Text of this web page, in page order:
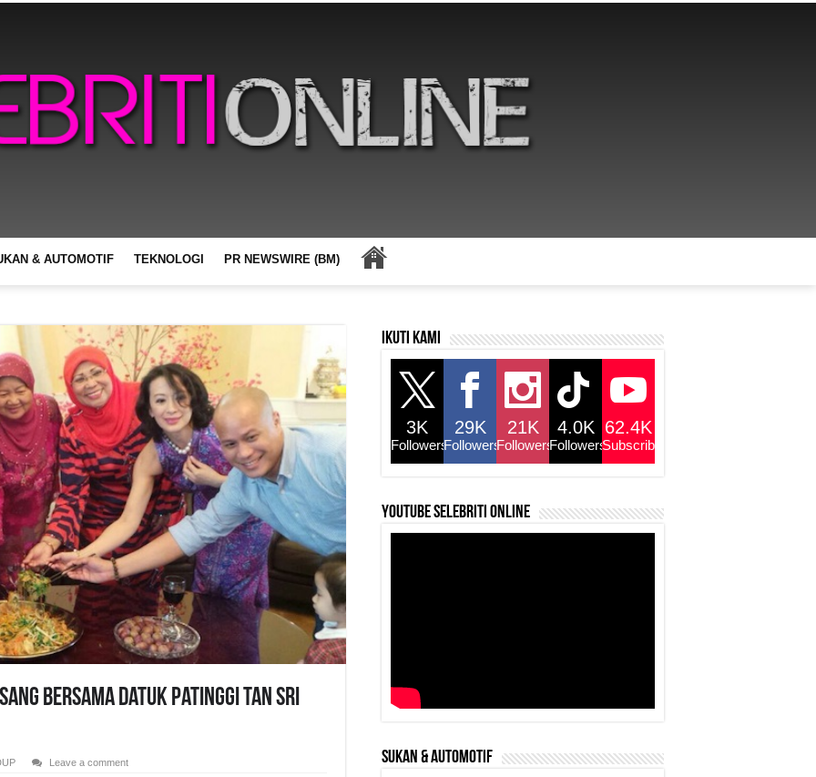
& AUTOMOTIF TEKNOLOGI PR NEWSWIRE (BM)
Bersama Datuk Patinggi Tan Sri
Leave a comment
Ikuti kami
3K
Followers
29K
Followers
21K
Followers
4.0K
Followers
62.4K
Subscribers
YouTube selebriti online
SUKAN & AUTOMOTIF